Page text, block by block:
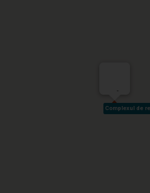
Complexul de
Complexul de
-